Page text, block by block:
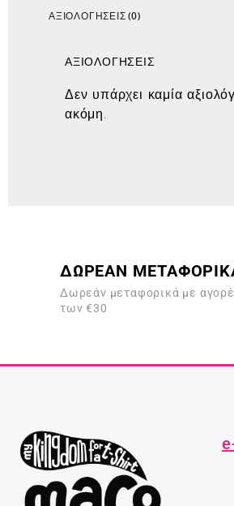
ΑΞΙΟΛΟΓΉΣΕΙΣ (0)
ΑΞΙΟΛΟΓΉΣΕΙΣ
Δεν υπάρχει καμία
ακόμη.
ΔΩΡΕΑΝ
Δωρεάν μεταφορικά με
των €30